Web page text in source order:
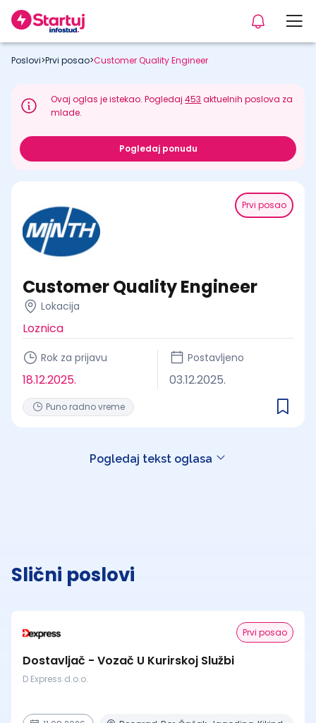
Poslovi>Prvi posao>Customer Quality Engineer
Ovaj oglas je istekao. Pogledaj453 aktuelnih poslova za
mlade.
Pogledaj ponudu
Prvi posao
Customer Quality Engineer
Lokacija
Loznica
Rok za prijavu
18.12.2025.
Postavljeno
03.12.2025.
Puno radno vreme
Pogledaj tekst oglasa
Slični poslovi
Prvi posao
Dostavljač - Vozač U Kurirskoj Službi
D Express d.o.o.